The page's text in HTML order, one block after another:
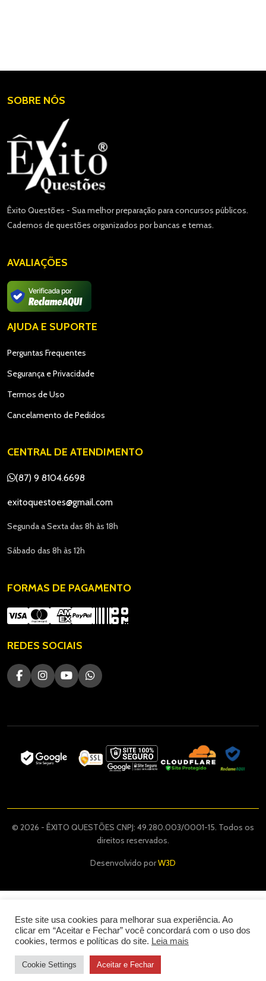
R$47,00
SOBRE NÓS
Êxito Questões - Sua melhor preparação para concursos públicos.
Cadernos de questões organizados por bancas e temas.
AVALIAÇÕES
AJUDA E SUPORTE
Perguntas Frequentes
Segurança e Privacidade
Termos de Uso
Cancelamento de Pedidos
CENTRAL DE ATENDIMENTO
(87) 9 8104.6698
exitoquestoes@gmail.com
Segunda a Sexta das 8h às 18h
Sábado das 8h às 12h
FORMAS DE PAGAMENTO
REDES SOCIAIS
© 2026 - ÊXITO QUESTÕES CNPJ: 49.280.003/0001-15. Todos os
direitos reservados.
Desenvolvido porW3D
Este site usa cookies para melhorar sua experiência. Ao
clicar em “Aceitar e Fechar” você concordará com o uso dos
cookies, termos e políticas do site. Leia mais
Cookie Settings Aceitar e Fechar